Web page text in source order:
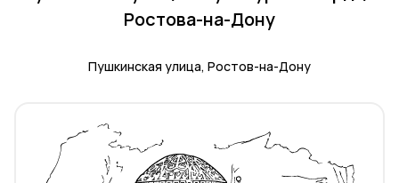
Ростова-на-Дону
Пушкинская улица, Ростов-на-Дону